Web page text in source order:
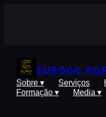
EUROCC
Sobre ▾ Serviços
Formação ▾
Media ▾